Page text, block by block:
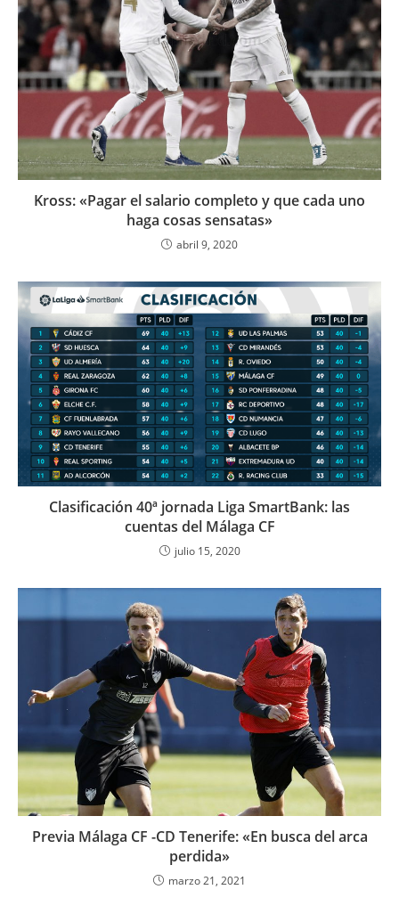
Kross: «Pagar el salario completo y que cada uno
haga cosas sensatas»
abril 9, 2020
Clasificación 40ª jornada Liga SmartBank: las
cuentas del Málaga CF
julio 15, 2020
Previa Málaga CF -CD Tenerife: «En busca del arca
perdida»
marzo 21, 2021